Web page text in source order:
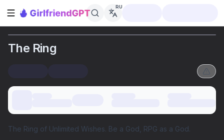
Открыть боковую панель
RU
The Ring
The Ring of Unlimited Wishes. Be a God, RPG as a God.